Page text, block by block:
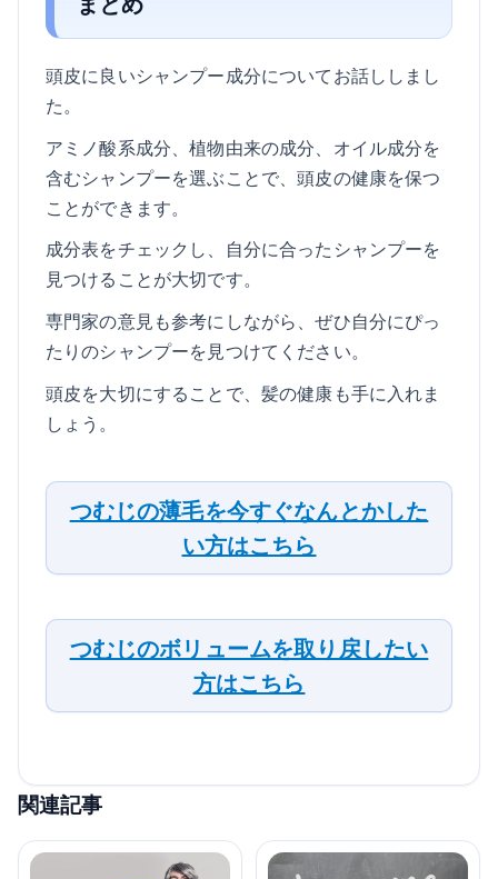
頭皮に良いシャンプー成分についてお話ししまし
た。
アミノ酸系成分、植物由来の成分、オイル成分を
含むシャンプーを選ぶことで、頭皮の健康を保つ
ことができます。
成分表をチェックし、自分に合ったシャンプーを
見つけることが大切です。
専門家の意見も参考にしながら、ぜひ自分にぴっ
たりのシャンプーを見つけてください。
頭皮を大切にすることで、髪の健康も手に入れま
しょう。
つむじの薄毛を今すぐなんとかした
い方はこちら
つむじのボリュームを取り戻したい
方はこちら
関連記事